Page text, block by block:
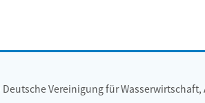
Vereinigung für Wasserwirtschaft,